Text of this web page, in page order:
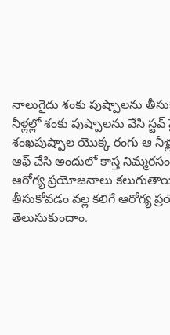
నాలుగైదు శంకు పుష్పాలను
నీళ్లల్లో శంకు పుష్పాలను వేసి
శంఖపుష్పాల యొక్క రంగు ఆ
ఆఫ్ చేసి అందులో కాస్త
ఆరోగ్య ప్రయోజనాలు
తీసుకోవడం వల్ల కలిగే ఆరోగ్య
తెలుసుకుందాం.